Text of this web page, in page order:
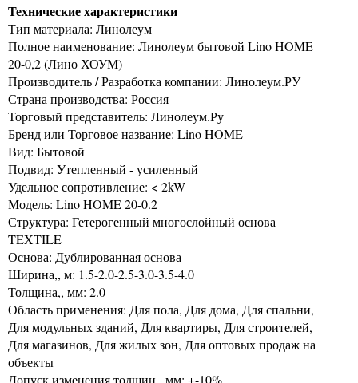
Технические характеристики
Тип материала: Линолеум
Полное наименование: Линолеум бытовой Lino HOME
20-0,2 (Лино ХОУМ)
Производитель / Разработка компании: Линолеум.РУ
Страна производства: Россия
Торговый представитель: Линолеум.Ру
Бренд или Торговое название: Lino HOME
Вид: Бытовой
Подвид: Утепленный - усиленный
Удельное сопротивление: < 2kW
Модель: Lino HOME 20-0.2
Структура: Гетерогенный многослойный основа
TEXTILE
Основа: Дублированная основа
Ширина,, м: 1.5-2.0-2.5-3.0-3.5-4.0
Толщина,, мм: 2.0
Область применения: Для пола, Для дома, Для спальни,
Для модульных зданий, Для квартиры, Для строителей,
Для магазинов, Для жилых зон, Для оптовых продаж на
объекты
Допуск изменения толщин,, мм: +-10%